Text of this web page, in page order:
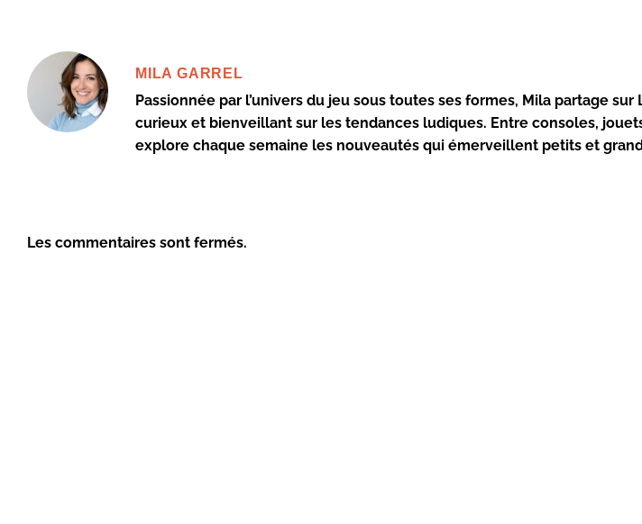
MILA GARREL
Passionnée par l’univers du jeu sous toutes ses formes, Mila partage
curieux et bienveillant sur les tendances ludiques. Entre consoles,
explore chaque semaine les nouveautés qui émerveillent petits et
Les commentaires sont fermés.